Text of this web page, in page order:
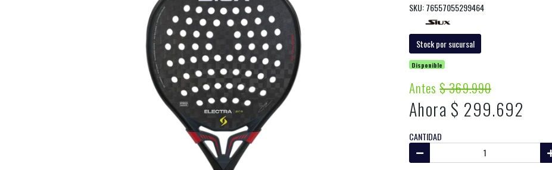
SKU: 76557055299464
Stock por sucursal
Disponible
Antes$ 369.990
Ahora $ 299.692
CANTIDAD